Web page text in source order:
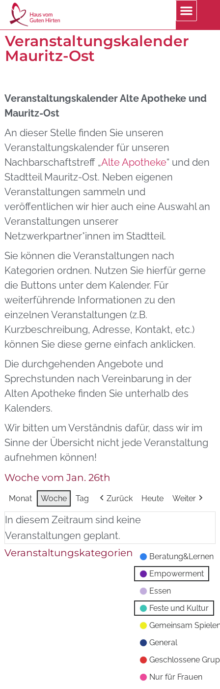
Veranstaltungskalender
Mauritz-Ost
Veranstaltungskalender Alte Apotheke und
Mauritz-Ost
An dieser Stelle finden Sie unseren
Veranstaltungskalender für unseren
Nachbarschaftstreff „Alte Apotheke“ und den
Stadtteil Mauritz-Ost. Neben eigenen
Veranstaltungen sammeln und
veröffentlichen wir hier auch eine Auswahl an
Veranstaltungen unserer
Netzwerkpartner*innen im Stadtteil.
Sie können die Veranstaltungen nach
Kategorien ordnen. Nutzen Sie hierfür gerne
die Buttons unter dem Kalender. Für
weiterführende Informationen zu den
einzelnen Veranstaltungen (z.B.
Kurzbeschreibung, Adresse, Kontakt, etc.)
können Sie diese gerne einfach anklicken.
Die durchgehenden Angebote und
Sprechstunden nach Vereinbarung in der
Alten Apotheke finden Sie unterhalb des
Kalenders.
Wir bitten um Verständnis dafür, dass wir im
Sinne der Übersicht nicht jede Veranstaltung
aufnehmen können!
Woche vom Jan. 26th
Monat Woche Tag Zurück Heute Weiter
In diesem Zeitraum sind keine
Veranstaltungen geplant.
Veranstaltungskategorien
Beratung&Lernen
Empowerment
Essen
Feste und Kultur
Gemeinsam
General
Geschlossene
Nur für Frauen